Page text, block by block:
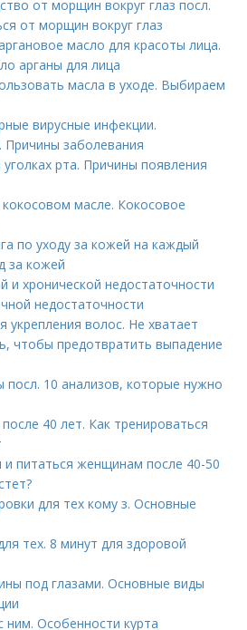
от морщин вокруг глаз посл.
от морщин вокруг глаз
масло для красоты лица.
арганы для лица
масла в уходе. Выбираем
вирусные инфекции.
Причины заболевания
рта. Причины появления
масле. Кокосовое
по уходу за кожей на каждый
за кожей
и хронической недостаточности
недостаточности
укрепления волос. Не хватает
чтобы предотвратить выпадение
10 анализов, которые нужно
40 лет. Как тренироваться
и питаться женщинам после 40-50
для тех кому з. Основные
тех. 8 минут для здоровой
под глазами. Основные виды
ним. Особенности курта